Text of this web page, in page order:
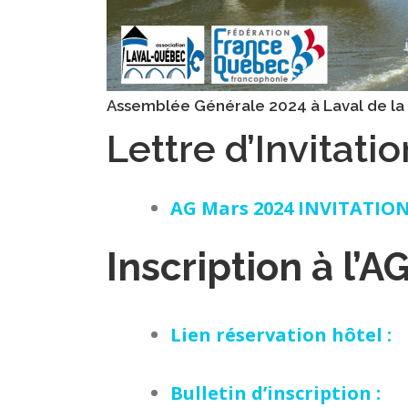
Assemblée Générale 2024 à Laval de
Lettre
AG Mars 2024
Inscription à
Lien réservation hôtel :
Bulletin d’inscription :